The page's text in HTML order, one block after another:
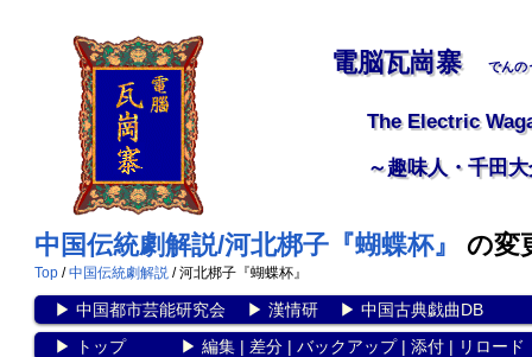
電脳瓦崗寨 でんの
The Electric
～趣味人・千田
中国伝統劇解説/河北梆子『蝴蝶杯』 の変
Top /中国伝統劇解説 / 河北梆子『蝴蝶杯』
▶ 中国都市芸能研究会▶ 漢情研▶ 中国古典戯曲DB
▶
トップ▶ 編集| 差分| バックアップ| 添付| リロード